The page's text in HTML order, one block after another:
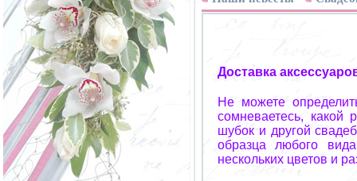
Доставка
Не можете
сомневаетесь, какой
шубок и другой
образца любого
нескольких цветов и